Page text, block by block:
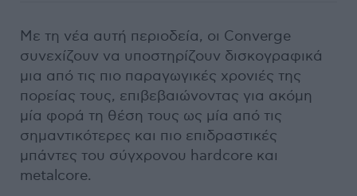
Με τη νέα αυτή περιοδεία, οι Converge
συνεχίζουν να υποστηρίζουν δισκογραφικά
μια από τις πιο παραγωγικές χρονιές της
πορείας τους, επιβεβαιώνοντας για ακόμη
μία φορά τη θέση τους ως μία από τις
σημαντικότερες και πιο επιδραστικές
μπάντες του σύγχρονου hardcore και
metalcore.